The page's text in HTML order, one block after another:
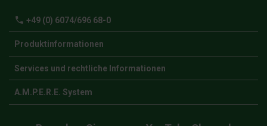
phone +49 (0) 6074/696 68-0
Produktinformationen
Services und rechtliche Informationen
A.M.P.E.R.E. System